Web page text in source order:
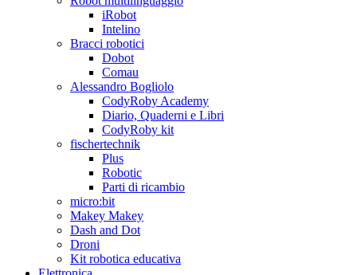
iRobot
Intelino
Bracci robotici
Dobot
Comau
Alessandro Bogliolo
CodyRoby Academy
Diario, Quaderni e Libri
CodyRoby kit
fischertechnik
Plus
Robotic
Parti di ricambio
micro:bit
Makey Makey
Dash and Dot
Droni
Kit robotica educativa